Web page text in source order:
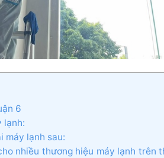
6
lạnh:
máy lạnh sau:
nhiều thương hiệu máy lạnh trên